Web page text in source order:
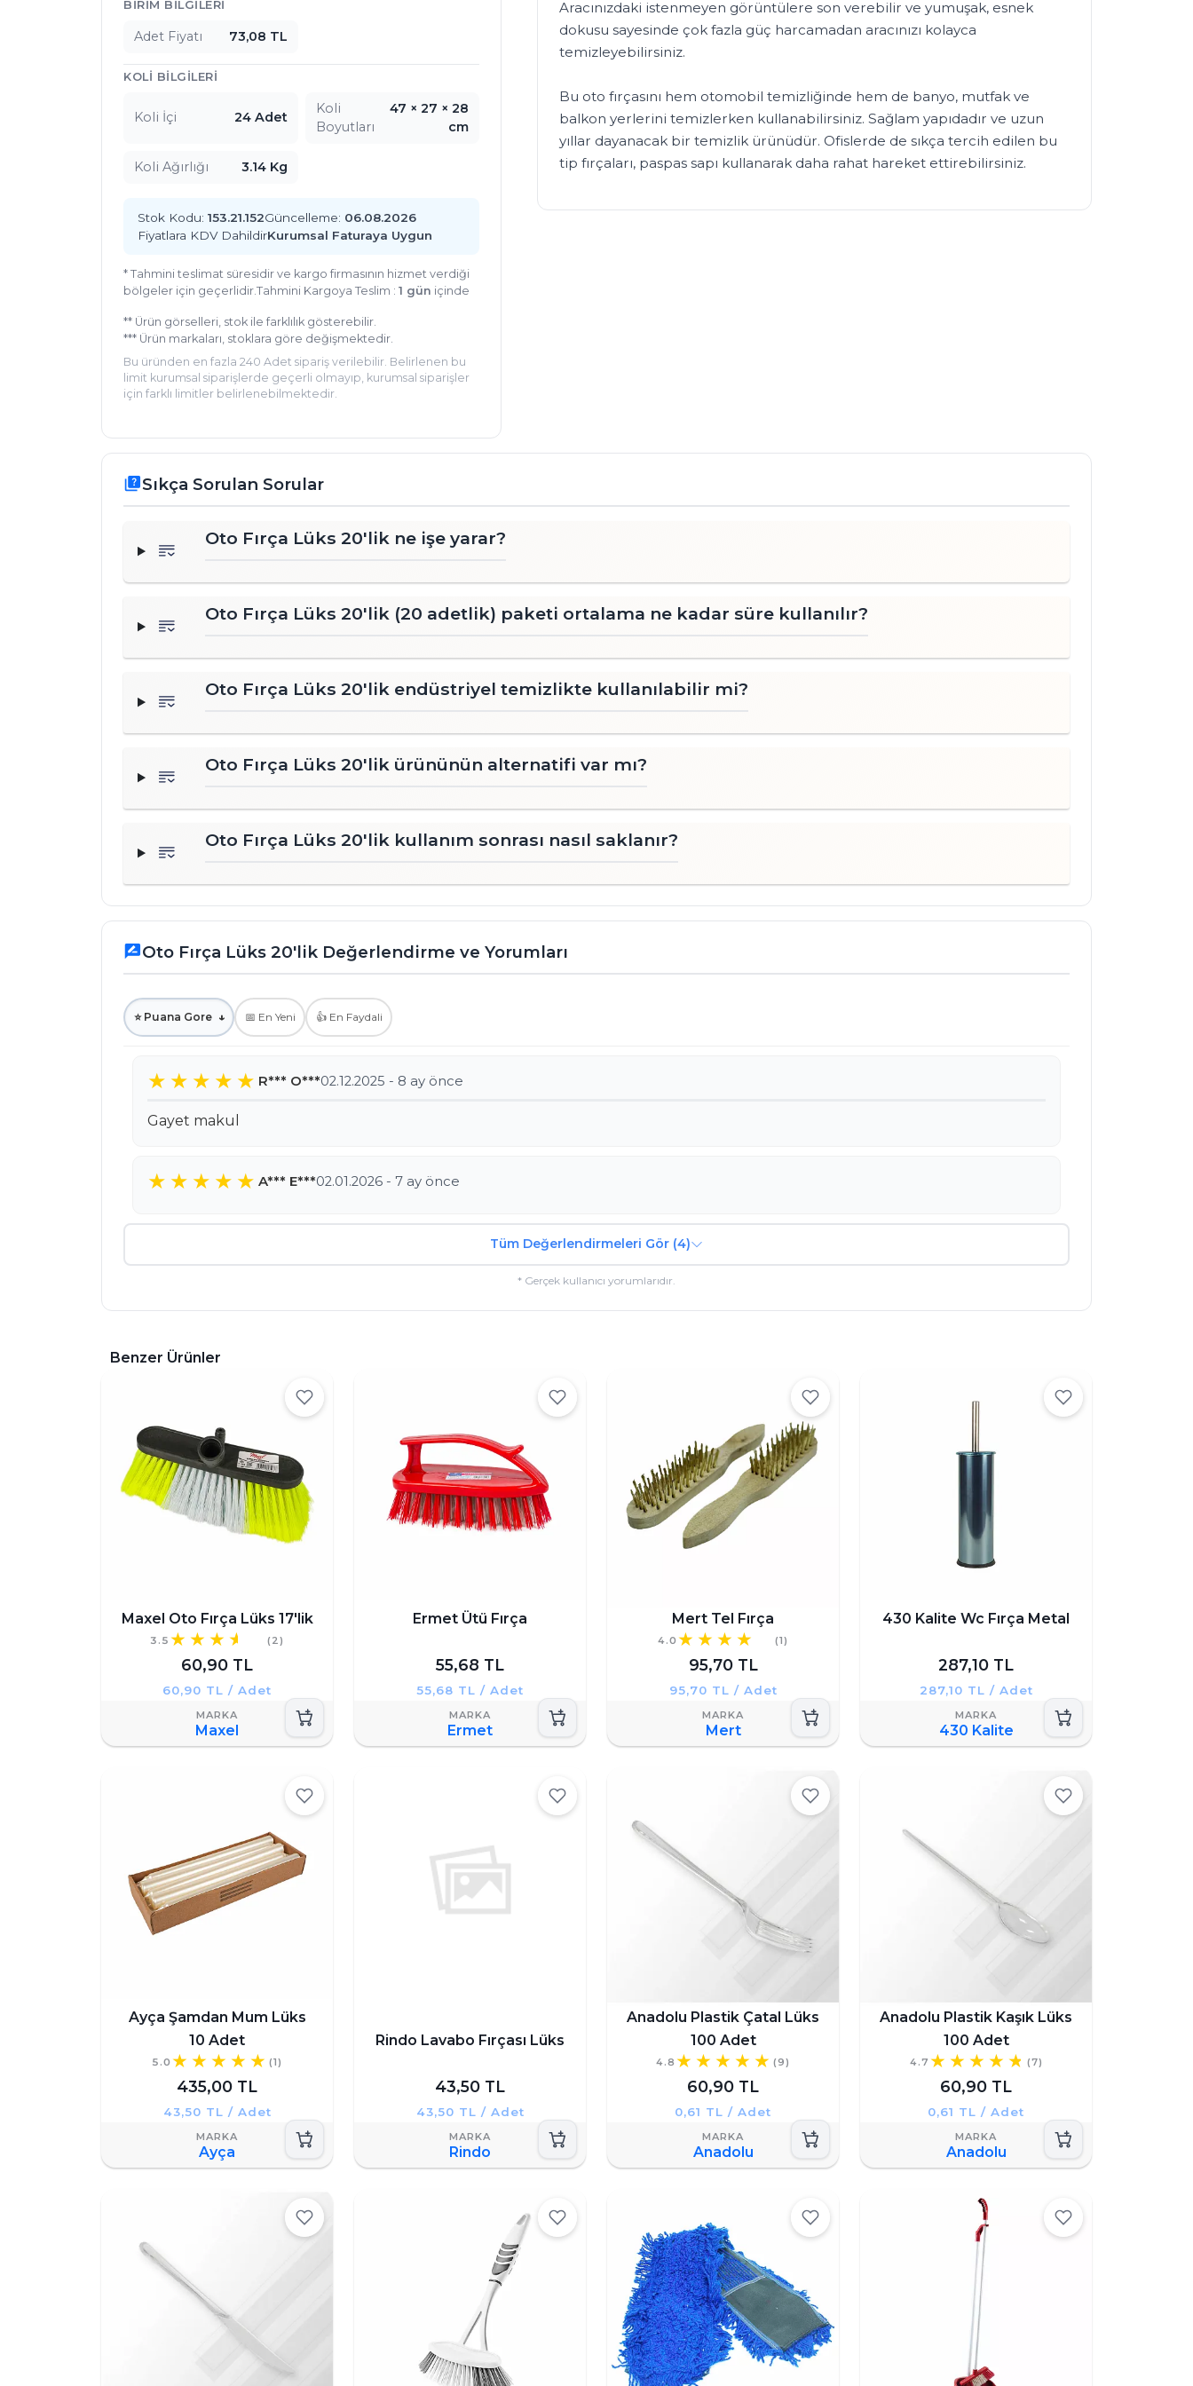
Aracınızdaki istenmeyen görüntülere son verebilir ve yumuşak, esnek
dokusu sayesinde çok fazla güç harcamadan aracınızı kolayca
temizleyebilirsiniz.
Bu oto fırçasını hem otomobil temizliğinde hem de banyo, mutfak ve
balkon yerlerini temizlerken kullanabilirsiniz. Sağlam yapıdadır ve uzun
yıllar dayanacak bir temizlik ürünüdür. Ofislerde de sıkça tercih edilen bu
tip fırçaları, paspas sapı kullanarak daha rahat hareket ettirebilirsiniz.
Ürün İçerikleri
BIRIM BILGILERI
Adet Fiyatı 73,08 TL
KOLI BILGILERI
Koli İçi 24 Adet
Koli
Boyutları
47 × 27 × 28
cm
Koli Ağırlığı 3.14 Kg
Stok Kodu: 153.21.152Güncelleme: 06.08.2026
Fiyatlara KDV DahildirKurumsal Faturaya Uygun
* Tahmini teslimat süresidir ve kargo firmasının hizmet verdiği
bölgeler için geçerlidir. Tahmini Kargoya Teslim : 1 gün içinde
** Ürün görselleri, stok ile farklılık gösterebilir.
*** Ürün markaları, stoklara göre değişmektedir.
Bu üründen en fazla 240 Adet sipariş verilebilir. Belirlenen bu
limit kurumsal siparişlerde geçerli olmayıp, kurumsal siparişler
için farklı limitler belirlenebilmektedir.
quizSıkça Sorulan Sorular
Oto Fırça Lüks 20'lik ne işe yarar?
Oto Fırça Lüks 20'lik (20 adetlik) paketi ortalama ne kadar süre kullanılır?
Oto Fırça Lüks 20'lik endüstriyel temizlikte kullanılabilir mi?
Oto Fırça Lüks 20'lik ürününün alternatifi var mı?
Oto Fırça Lüks 20'lik kullanım sonrası nasıl saklanır?
rate_reviewOto Fırça Lüks 20'lik Değerlendirme ve Yorumları
⭐ Puana Gore ↓ 📅 En Yeni 👍 En Faydali
R*** O***02.12.2025 - 8 ay önce
Gayet makul
A*** E***02.01.2026 - 7 ay önce
Tüm Değerlendirmeleri Gör (4)
* Gerçek kullanıcı yorumlarıdır.
Benzer Ürünler
Maxel Oto Fırça Lüks 17'lik
3.5 (2)
60,90 TL
60,90 TL / Adet
Maxel
Ermet Ütü Fırça
55,68 TL
55,68 TL / Adet
Ermet
Mert Tel Fırça
4.0 (1)
95,70 TL
95,70 TL / Adet
Mert
430 Kalite Wc Fırça Metal
287,10 TL
287,10 TL / Adet
430 Kalite
Ayça Şamdan Mum Lüks
10 Adet
5.0 (1)
435,00 TL
43,50 TL / Adet
Ayça
Rindo Lavabo Fırçası Lüks
43,50 TL
43,50 TL / Adet
Rindo
Anadolu Plastik Çatal Lüks
100 Adet
4.8 (9)
60,90 TL
0,61 TL / Adet
Anadolu
Anadolu Plastik Kaşık Lüks
100 Adet
4.7 (7)
60,90 TL
0,61 TL / Adet
Anadolu